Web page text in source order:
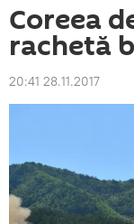
Coreea
rachetă
20:41 28.11.2017